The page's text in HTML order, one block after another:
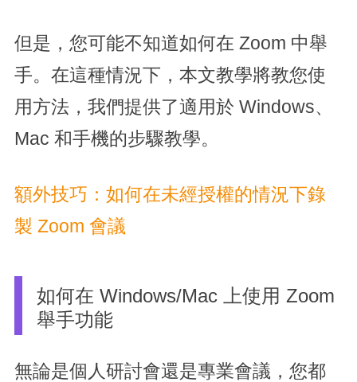
但是，您可能不知道如何在 Zoom 中舉
手。在這種情況下，本文教學將教您使
用方法，我們提供了適用於 Windows、
Mac 和手機的步驟教學。
額外技巧：如何在未經授權的情況下錄
製 Zoom 會議
如何在 Windows/Mac 上使用 Zoom
舉手功能
無論是個人研討會還是專業會議，您都